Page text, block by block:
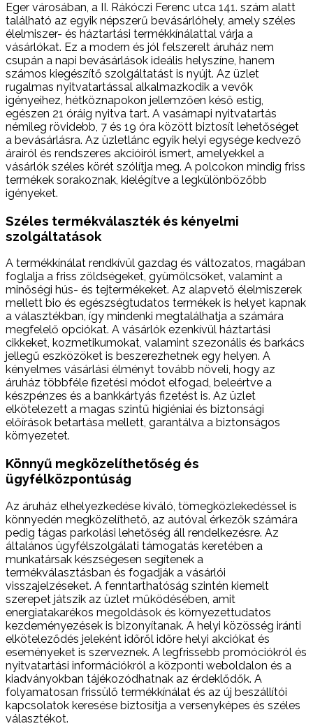
Eger városában, a II. Rákóczi Ferenc utca 141. szám alatt
található az egyik népszerű bevásárlóhely, amely széles
élelmiszer- és háztartási termékkínálattal várja a
vásárlókat. Ez a modern és jól felszerelt áruház nem
csupán a napi bevásárlások ideális helyszíne, hanem
számos kiegészítő szolgáltatást is nyújt. Az üzlet
rugalmas nyitvatartással alkalmazkodik a vevők
igényeihez, hétköznapokon jellemzően késő estig,
egészen 21 óráig nyitva tart. A vasárnapi nyitvatartás
némileg rövidebb, 7 és 19 óra között biztosít lehetőséget
a bevásárlásra. Az üzletlánc egyik helyi egysége kedvező
árairól és rendszeres akcióiról ismert, amelyekkel a
vásárlók széles körét szólítja meg. A polcokon mindig friss
termékek sorakoznak, kielégítve a legkülönbözőbb
igényeket.
Széles termékválaszték és kényelmi
szolgáltatások
A termékkínálat rendkívül gazdag és változatos, magában
foglalja a friss zöldségeket, gyümölcsöket, valamint a
minőségi hús- és tejtermékeket. Az alapvető élelmiszerek
mellett bio és egészségtudatos termékek is helyet kapnak
a választékban, így mindenki megtalálhatja a számára
megfelelő opciókat. A vásárlók ezenkívül háztartási
cikkeket, kozmetikumokat, valamint szezonális és barkács
jellegű eszközöket is beszerezhetnek egy helyen. A
kényelmes vásárlási élményt tovább növeli, hogy az
áruház többféle fizetési módot elfogad, beleértve a
készpénzes és a bankkártyás fizetést is. Az üzlet
elkötelezett a magas szintű higiéniai és biztonsági
előírások betartása mellett, garantálva a biztonságos
környezetet.
Könnyű megközelíthetőség és
ügyfélközpontúság
Az áruház elhelyezkedése kiváló, tömegközlekedéssel is
könnyedén megközelíthető, az autóval érkezők számára
pedig tágas parkolási lehetőség áll rendelkezésre. Az
általános ügyfélszolgálati támogatás keretében a
munkatársak készségesen segítenek a
termékválasztásban és fogadják a vásárlói
visszajelzéseket. A fenntarthatóság szintén kiemelt
szerepet játszik az üzlet működésében, amit
energiatakarékos megoldások és környezettudatos
kezdeményezések is bizonyítanak. A helyi közösség iránti
elköteleződés jeleként időről időre helyi akciókat és
eseményeket is szerveznek. A legfrissebb promóciókról és
nyitvatartási információkról a központi weboldalon és a
kiadványokban tájékozódhatnak az érdeklődők. A
folyamatosan frissülő termékkínálat és az új beszállítói
kapcsolatok keresése biztosítja a versenyképes és széles
választékot.